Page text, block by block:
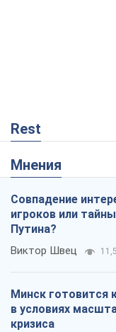
Rest
Мнения
Совпадение
игроков или
Путина?
Виктор Швец
Минск готовится
в условиях
кризиса